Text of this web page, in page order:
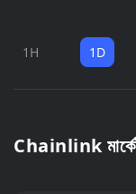
1H 1D
Chainlink